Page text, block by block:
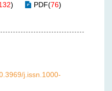
) PDF(76)
j.issn.1000-